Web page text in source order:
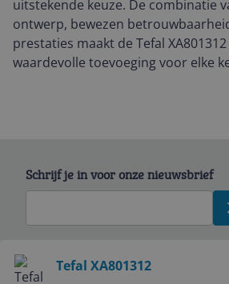
uitstekende keuze. De combinatie
ontwerp, bewezen
prestaties maakt de Tefal
waardevolle toevoeging voor elke
Tefal XA801312
Schrijf je in voor onze nieuwsbrief